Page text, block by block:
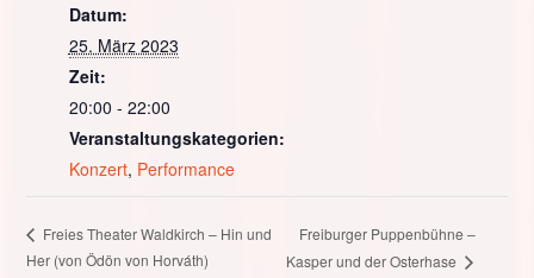
Datum:
25. März 2023
Zeit:
20:00 - 22:00
Veranstaltungskategorien:
Konzert, Performance
Freies Theater Waldkirch – Hin und
Her (von Ödön von Horváth)
Freiburger Puppenbühne –
Kasper und der Osterhase